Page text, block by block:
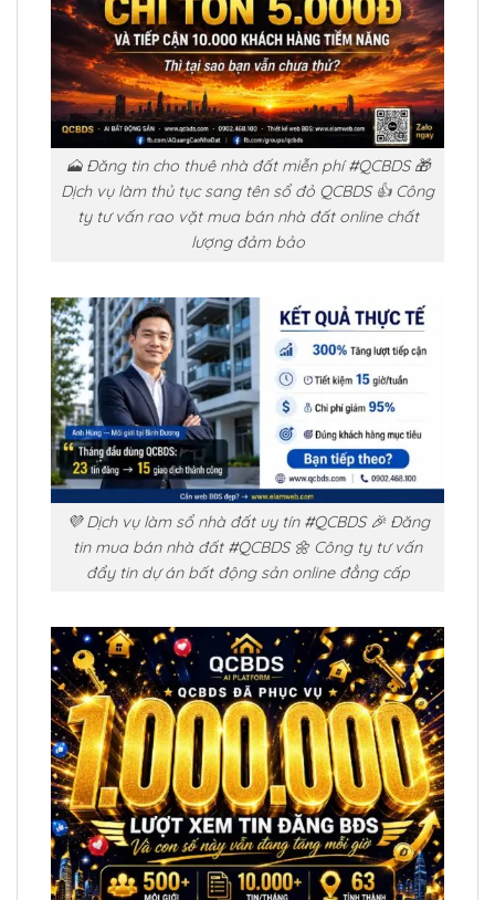
🗻 Đăng tin cho thuê nhà đất miễn phí #QCBDS 🎁
Dịch vụ làm thủ tục sang tên sổ đỏ QCBDS 👍 Công
ty tư vấn rao vặt mua bán nhà đất online chất
lượng đảm bảo
💜 Dịch vụ làm sổ nhà đất uy tín #QCBDS 🎉 Đăng
tin mua bán nhà đất #QCBDS 🌼 Công ty tư vấn
đẩy tin dự án bất động sản online đẳng cấp